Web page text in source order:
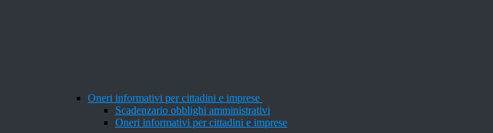
Oneri informativi per cittadini e imprese
Scadenzario obblighi amministrativi
Oneri informativi per cittadini e imprese